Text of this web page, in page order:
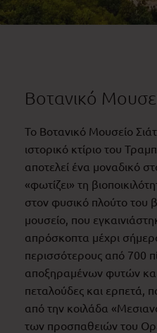
Βοτανικό
Το Βοτανικό Μουσείο
ιστορικό κτίριο του
αποτελεί ένα μοναδικό
«φωτίζει» τη
στον φυσικό πλούτο του
μουσείο, που
απρόσκοπτα μέχρι
περισσότερους από 700
αποξηραμένων φυτών
πεταλούδες και ερπετά,
από την κοιλάδα
των προσπαθειών του